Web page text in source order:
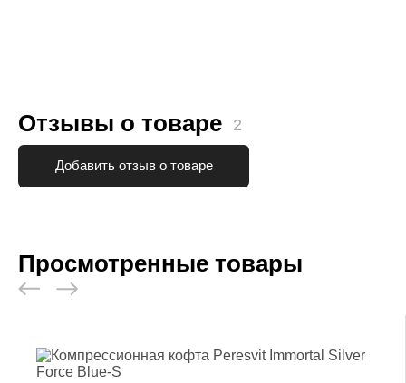
Отзывы о товаре 2
Добавить отзыв о товаре
Просмотренные товары